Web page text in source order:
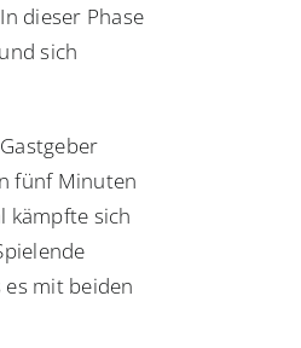
dieser Phase
sich
fünf Minuten
kämpfte sich
mit beiden